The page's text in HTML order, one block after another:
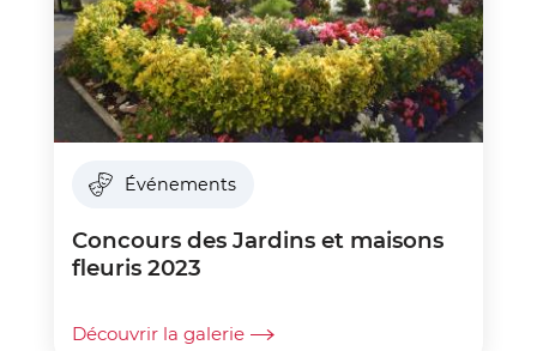
Événements
Concours des Jardins et maisons
fleuris 2023
Découvrir la galerie